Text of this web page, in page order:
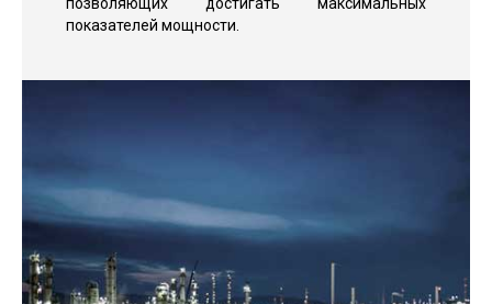
показателей мощности.